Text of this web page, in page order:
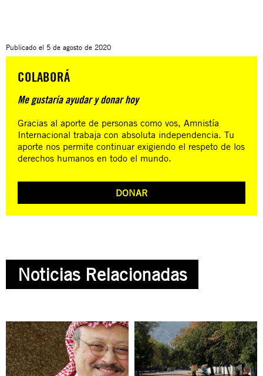
Publicado el 5 de agosto de 2020
COLABORÁ
Me gustaría ayudar y donar hoy
Gracias al aporte de personas como vos, Amnistía
Internacional trabaja con absoluta independencia. Tu
aporte nos permite continuar exigiendo el respeto de los
derechos humanos en todo el mundo.
DONAR
Noticias Relacionadas